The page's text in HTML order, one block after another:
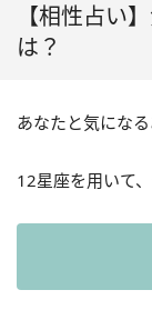
【相性占い
は？
あなたと気にな
12星座を用いて